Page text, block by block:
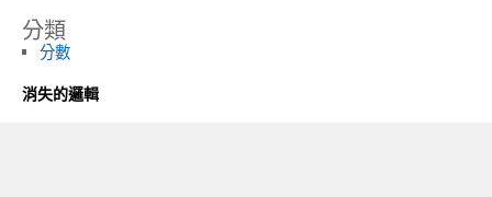
分類
分數
消失的邏輯